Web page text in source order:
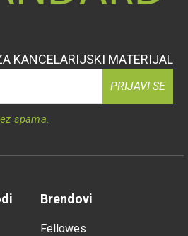
KANCELARIJSKI MATERIJAL
PRIJAVI SE
spama.
Brendovi
Fellowes